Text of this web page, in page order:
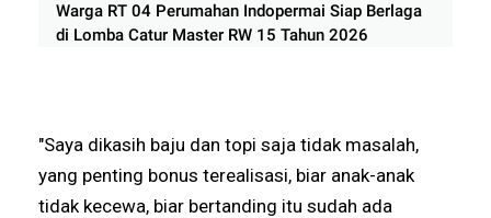
Warga RT 04 Perumahan Indopermai Siap Berlaga
di Lomba Catur Master RW 15 Tahun 2026
"Saya dikasih baju dan topi saja tidak masalah,
yang penting bonus terealisasi, biar anak-anak
tidak kecewa, biar bertanding itu sudah ada